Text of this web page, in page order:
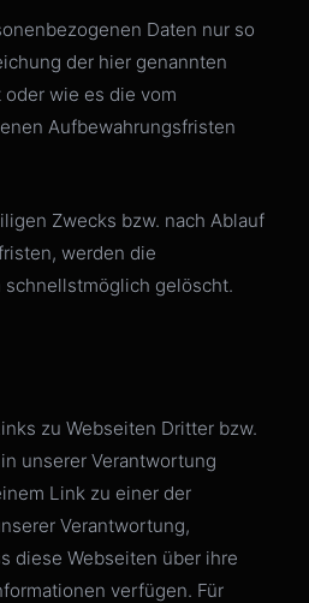
Daten nur so
der hier genannten
wie es die vom
Aufbewahrungsfristen
Zwecks bzw. nach Ablauf
werden die
gelöscht.
zu Webseiten Dritter bzw.
unserer Verantwortung
Link zu einer der
Verantwortung,
diese Webseiten über ihre
verfügen. Für